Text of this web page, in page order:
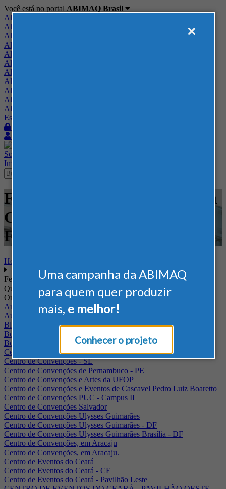
Uma campanha da ABIMAQ
para quem quer produzir
mais, e melhor!
Conhecer o projeto
Você está no portal ABIMAQ Brasil
ABIMAQ Brasil
ABIMAQ Minas Gerais
ABIMAQ Norte-Nordeste
ABIMAQ Paraná
ABIMAQ Piracicaba
ABIMAQ Ribeirão Preto
ABIMAQ Rio de Janeiro
ABIMAQ Rio Grande do Sul
ABIMAQ Santa Catarina
ABIMAQ São Paulo
ABIMAQ Vale do Paraíba
Escritório de Relações Governamentais
Sobre
Imprensa
Feiras - Expotrade Convention
Center - Feira Internacional -
Farmacêutico
Home
Feiras
Quando
Onde
Arena Jaguariuna
Auditório Albano Franco - FIEPA
Blumenau - SC
BolognaFiere
Boulevard Olimpico - RJ
Centro Internacional de Convenções do Brasil, em Brasília
Centro de Convenções - SE
Centro de Convenções de Pernambuco - PE
Centro de Convenções e Artes da UFOP
Centro de Convenções e Eventos de Cascavel Pedro Luiz Boaretto
Centro de Convenções PUC - Campus II
Centro de Convenções Salvador
Centro de Convenções Ulysses Guimarães
Centro de Convenções Ulysses Guimarães - DF
Centro de Convenções Ulysses Guimarães Brasília - DF
Centro de Convenções, em Aracaju
Centro de Convenções, em Aracaju.
Centro de Eventos do Ceará
Centro de Eventos do Ceará - CE
Centro de Eventos do Ceará - Pavilhão Leste